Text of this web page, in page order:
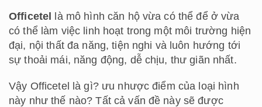
Officetel là mô hình căn hộ vừa có thể để ở vừa
có thể làm việc linh hoạt trong một môi trường hiện
đại, nội thất đa năng, tiện nghi và luôn hướng tới
sự thoải mái, năng động, dễ chịu, thư giãn nhất.
Vậy Officetel là gì? ưu nhược điểm của loại hình
này như thế nào? Tất cả vấn đề này sẽ được